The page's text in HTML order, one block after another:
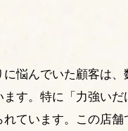
悩んでいた顧客は
す。特に「力強い
ています。この店